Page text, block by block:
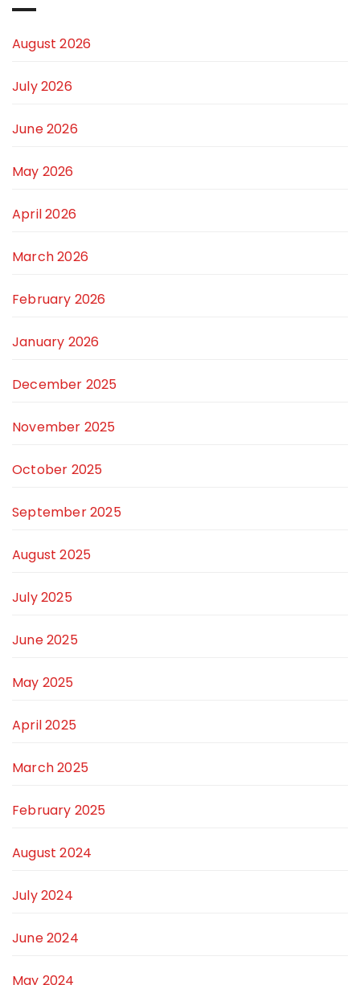
August 2026
July 2026
June 2026
May 2026
April 2026
March 2026
February 2026
January 2026
December 2025
November 2025
October 2025
September 2025
August 2025
July 2025
June 2025
May 2025
April 2025
March 2025
February 2025
August 2024
July 2024
June 2024
May 2024